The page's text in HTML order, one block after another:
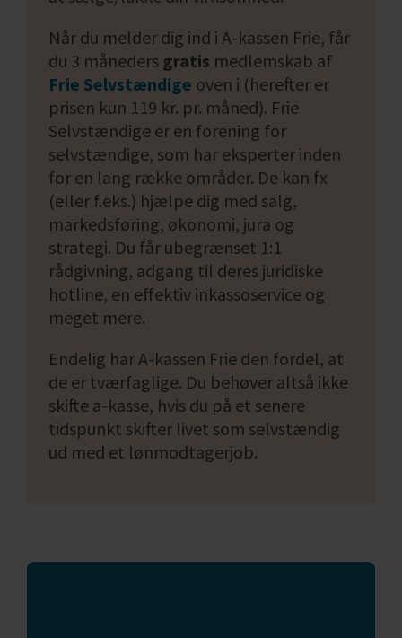
Når du melder dig ind i A-kassen Frie, får
du 3 måneders gratis medlemskab af
Frie Selvstændige oven i (herefter er
prisen kun 119 kr. pr. måned). Frie
Selvstændige er en forening for
selvstændige, som har eksperter inden
for en lang række områder. De kan fx
(eller f.eks.) hjælpe dig med salg,
markedsføring, økonomi, jura og
strategi. Du får ubegrænset 1:1
rådgivning, adgang til deres juridiske
hotline, en effektiv inkassoservice og
meget mere.
Endelig har A-kassen Frie den fordel, at
de er tværfaglige. Du behøver altså ikke
skifte a-kasse, hvis du på et senere
tidspunkt skifter livet som selvstændig
ud med et lønmodtagerjob.